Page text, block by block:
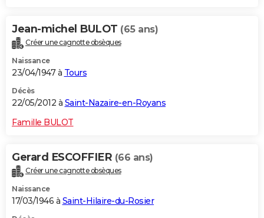
Jean-michel BULOT (65 ans)
Créer une cagnotte obsèques
Naissance
23/04/1947 à Tours
Décès
22/05/2012 à Saint-Nazaire-en-Royans
Famille BULOT
Gerard ESCOFFIER (66 ans)
Créer une cagnotte obsèques
Naissance
17/03/1946 à Saint-Hilaire-du-Rosier